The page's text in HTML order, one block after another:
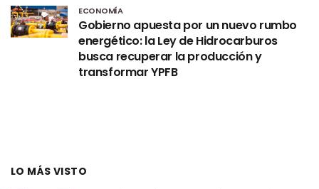
ECONOMÍA
Gobierno apuesta por un nuevo rumbo
energético: la Ley de Hidrocarburos
busca recuperar la producción y
transformar YPFB
LO MÁS VISTO